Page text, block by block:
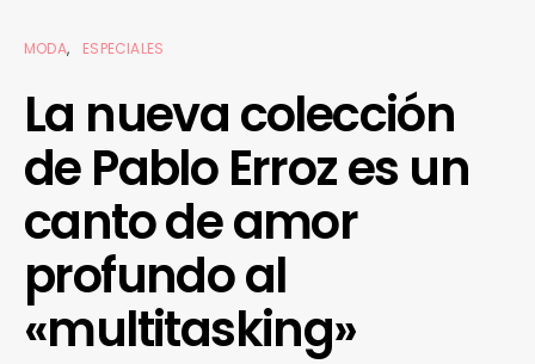
MODA ESPECIALES
La nueva colección
de Pablo Erroz es un
canto de amor
profundo al
«multitasking»